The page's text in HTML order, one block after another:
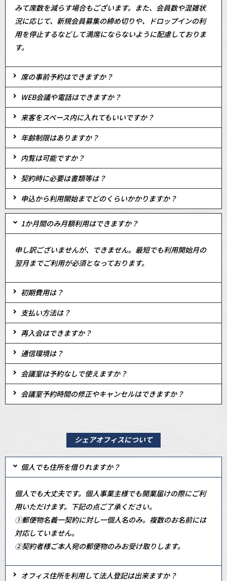
みて席数を減らす場合もございます。また、会員数や混雑状
況に応じて、新規会員募集の締め切りや、ドロップインの利
用を停止するなどして満席にならないように配慮しておりま
す。
席の事前予約はできますか？
WEB会議や電話はできますか？
来客をスペース内に入れてもいいですか？
年齢制限はありますか？
内覧は可能ですか？
契約時に必要は書類等は？
申込から利用開始までどのくらいかかりますか？
1か月間のみ月額利用はできますか？
申し訳ございませんが、できません。最短でも利用開始月の
翌月までご利用が必須となっております。
初期費用は？
支払い方法は？
再入会はできますか？
通信環境は？
会議室は予約なしで使えますか？
会議室予約時間の修正やキャンセルはできますか？
シェアオフィスについて
個人でも住所を借りれますか？
個人でも大丈夫です。個人事業主様でも開業届けの際にご利
用いただけます。下記の点ご了承ください。
①郵便物名義一契約に対し一個人名のみ。複数のお名前には
対応していません。
②契約者様ご本人宛の郵便物のみお受け取りします。
オフィス住所を利用して法人登記は出来ますか？